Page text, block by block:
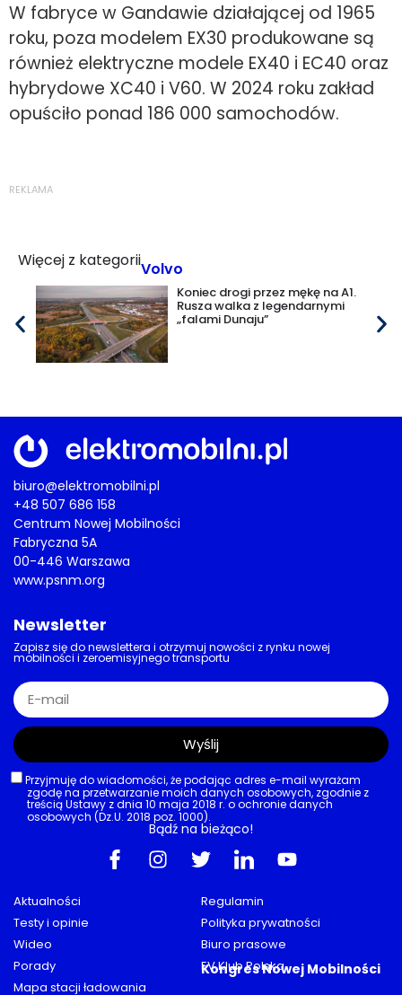
W fabryce w Gandawie działającej od 1965
roku, poza modelem EX30 produkowane są
również elektryczne modele EX40 i EC40 oraz
hybrydowe XC40 i V60. W 2024 roku zakład
opuściło ponad 186 000 samochodów.
REKLAMA
Więcej z kategoriiVolvo
Koniec drogi przez mękę na A1.
Rusza walka z legendarnymi
„falami Dunaju”
biuro@elektromobilni.pl
+48 507 686 158
Centrum Nowej Mobilności
Fabryczna 5A
00-446 Warszawa
www.psnm.org
Aktualności
Testy i opinie
Wideo
Porady
Mapa stacji ładowania
Regulamin
Polityka prywatności
Biuro prasowe
EV Klub Polska
Kongres Nowej Mobilności
Newsletter
Zapisz się do newslettera i otrzymuj nowości z rynku nowej
mobilności i zeroemisyjnego transportu
Przyjmuję do wiadomości, że podając adres e-mail wyrażam
zgodę na przetwarzanie moich danych osobowych, zgodnie z
treścią Ustawy z dnia 10 maja 2018 r. o ochronie danych
osobowych (Dz.U. 2018 poz. 1000).
Wyślij
Bądź na bieżąco!